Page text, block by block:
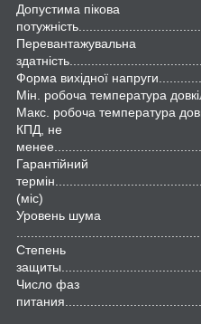
Допустима пікова
Перевантажувальна
Форма вихідної
Мін. робоча температура
Макс. робоча температура
КПД, не
Гарантійний
(міс)
Уровень шума
Степень
Число фаз